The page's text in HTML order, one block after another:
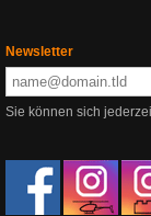
Newsletter
Sie können sich